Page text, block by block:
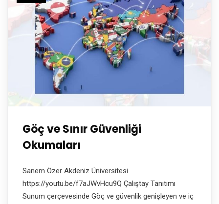
Göç ve Sınır Güvenliği
Okumaları
Sanem Özer Akdeniz Üniversitesi
https://youtu.be/f7aJWvHcu9Q Çalıştay Tanıtımı
Sunum çerçevesinde Göç ve güvenlik genişleyen ve iç